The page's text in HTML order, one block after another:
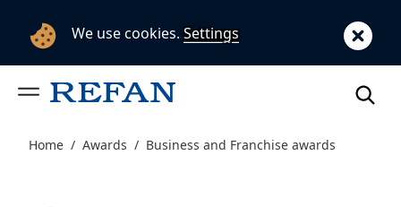
Home Awards Business and Franchise awards
We use cookies.Settings